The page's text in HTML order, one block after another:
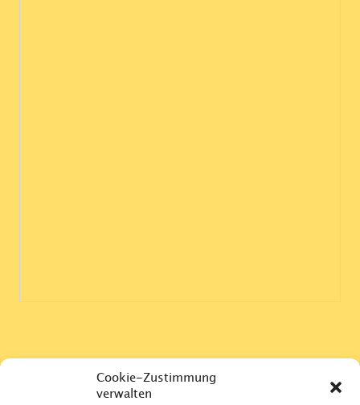
Cookie-Zustimmung
verwalten